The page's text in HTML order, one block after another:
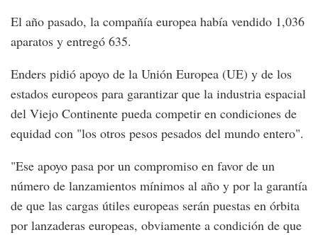
El año pasado, la compañía europea había vendido 1,036
aparatos y entregó 635.
Enders pidió apoyo de la Unión Europea (UE) y de los
estados europeos para garantizar que la industria espacial
del Viejo Continente pueda competir en condiciones de
equidad con "los otros pesos pesados del mundo entero".
"Ese apoyo pasa por un compromiso en favor de un
número de lanzamientos mínimos al año y por la garantía
de que las cargas útiles europeas serán puestas en órbita
por lanzaderas europeas, obviamente a condición de que